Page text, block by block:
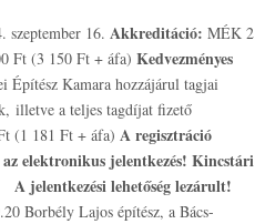
szeptember 16. Akkreditáció: MÉK 2
Ft (3 150 Ft + áfa) Kedvezményes
Építész Kamara hozzájárul tagjai
illetve a teljes tagdíjat fizető
(1 181 Ft + áfa) A regisztráció
elektronikus jelentkezés! Kincstári
A jelentkezési lehetőség lezárult!
Borbély Lajos építész, a Bács-